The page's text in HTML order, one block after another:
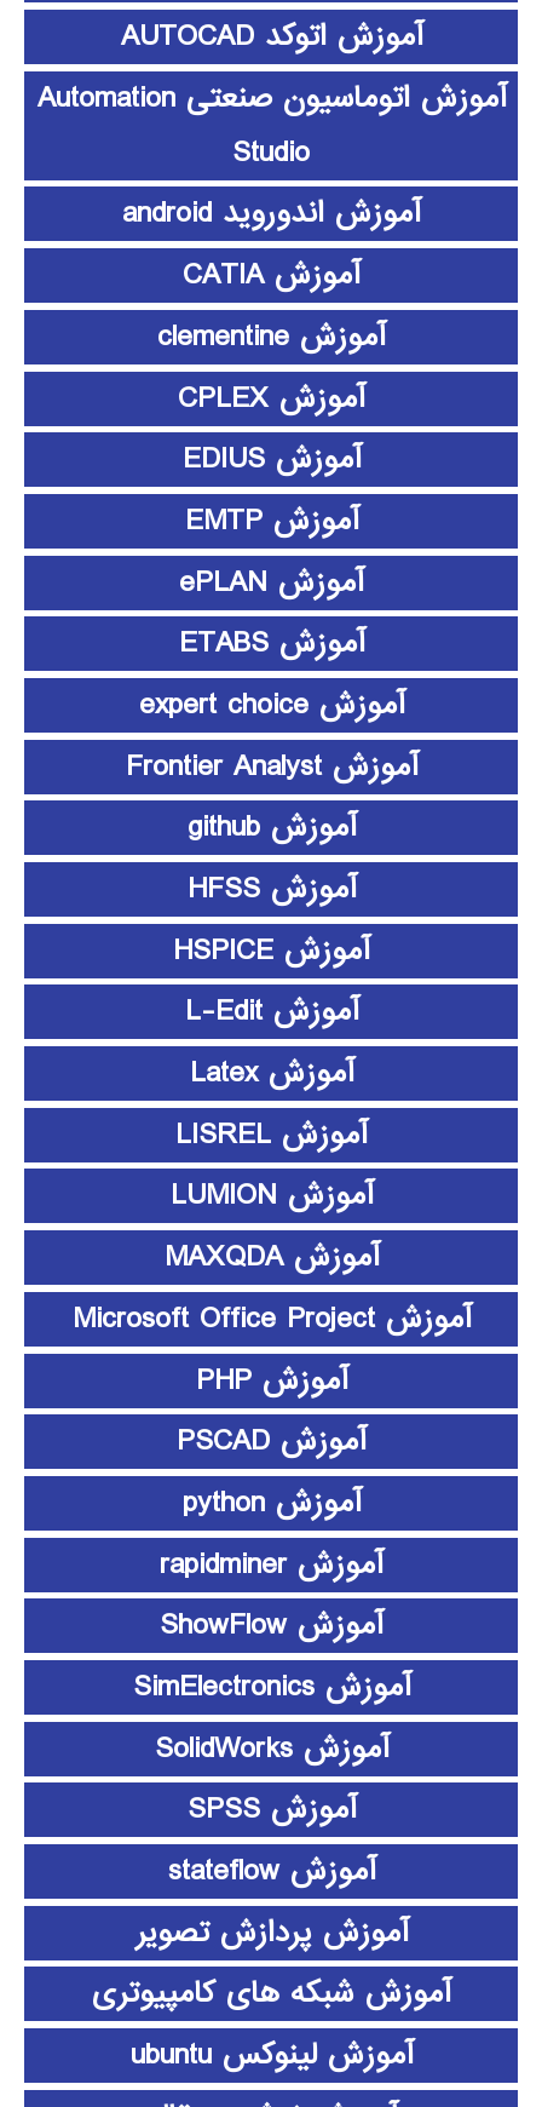
آموزش اتوکد AUTOCAD
آموزش اتوماسیون صنعتی Automation
Studio
آموزش اندوروید android
آموزش CATIA
آموزش clementine
آموزش CPLEX
آموزش EDIUS
آموزش EMTP
آموزش ePLAN
آموزش ETABS
آموزش expert choice
آموزش Frontier Analyst
آموزش github
آموزش HFSS
آموزش HSPICE
آموزش L-Edit
آموزش Latex
آموزش LISREL
آموزش LUMION
آموزش MAXQDA
آموزش Microsoft Office Project
آموزش PHP
آموزش PSCAD
آموزش python
آموزش rapidminer
آموزش ShowFlow
آموزش SimElectronics
آموزش SolidWorks
آموزش SPSS
آموزش stateflow
آموزش پردازش تصویر
آموزش شبکه های کامپیوتری
آموزش لینوکس ubuntu